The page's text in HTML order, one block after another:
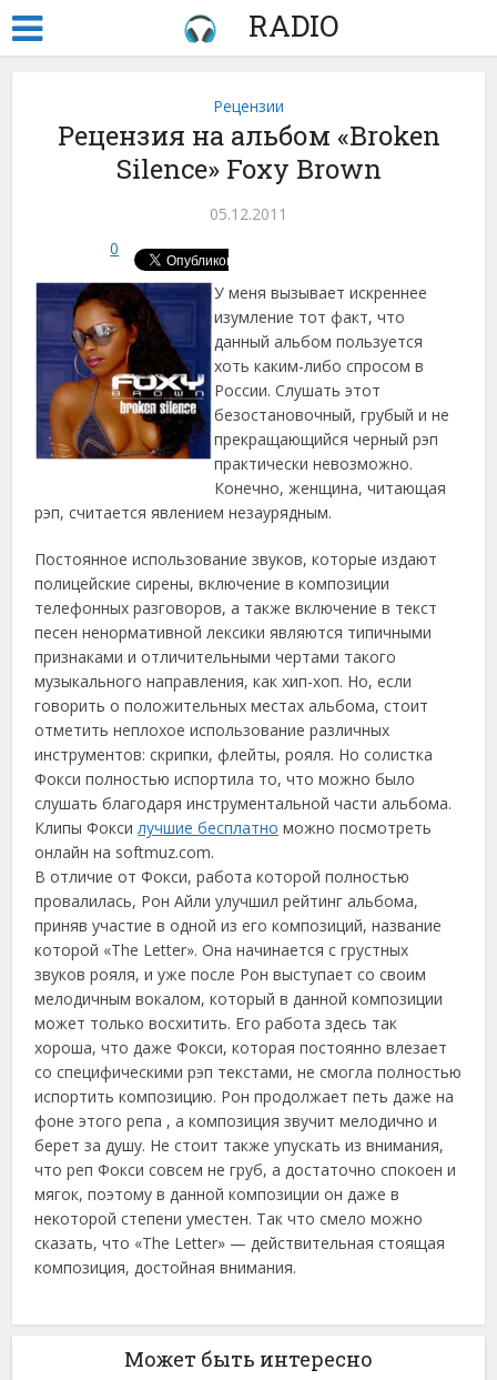
RADIO
Рецензии
Рецензия на альбом «Broken
Silence» Foxy Brown
05.12.2011
0
У меня вызывает искреннее
изумление тот факт, что
данный альбом пользуется
хоть каким-либо спросом в
России. Слушать этот
безостановочный, грубый и не
прекращающийся черный рэп
практически невозможно.
Конечно, женщина, читающая
рэп, считается явлением незаурядным.
Постоянное использование звуков, которые издают
полицейские сирены, включение в композиции
телефонных разговоров, а также включение в текст
песен ненормативной лексики являются типичными
признаками и отличительными чертами такого
музыкального направления, как хип-хоп. Но, если
говорить о положительных местах альбома, стоит
отметить неплохое использование различных
инструментов: скрипки, флейты, рояля. Но солистка
Фокси полностью испортила то, что можно было
слушать благодаря инструментальной части альбома.
Клипы Фоксилучшие бесплатно можно посмотреть
онлайн на softmuz.com.
В отличие от Фокси, работа которой полностью
провалилась, Рон Айли улучшил рейтинг альбома,
приняв участие в одной из его композиций, название
которой «The Letter». Она начинается с грустных
звуков рояля, и уже после Рон выступает со своим
мелодичным вокалом, который в данной композиции
может только восхитить. Его работа здесь так
хороша, что даже Фокси, которая постоянно влезает
со специфическими рэп текстами, не смогла полностью
испортить композицию. Рон продолжает петь даже на
фоне этого репа , а композиция звучит мелодично и
берет за душу. Не стоит также упускать из внимания,
что реп Фокси совсем не груб, а достаточно спокоен и
мягок, поэтому в данной композиции он даже в
некоторой степени уместен. Так что смело можно
сказать, что «The Letter» — действительная стоящая
композиция, достойная внимания.
Может быть интересно